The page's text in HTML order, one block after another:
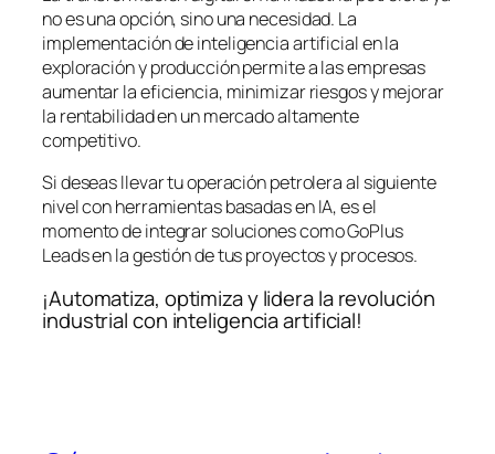
no es una opción, sino una necesidad. La
implementación de inteligencia artificial en la
exploración y producción permite a las empresas
aumentar la eficiencia, minimizar riesgos y mejorar
la rentabilidad en un mercado altamente
competitivo.
Si deseas llevar tu operación petrolera al siguiente
nivel con herramientas basadas en IA, es el
momento de integrar soluciones como GoPlus
Leads en la gestión de tus proyectos y procesos.
¡Automatiza, optimiza y lidera la revolución
industrial con inteligencia artificial!